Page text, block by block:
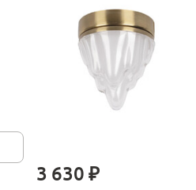
3 630 ₽